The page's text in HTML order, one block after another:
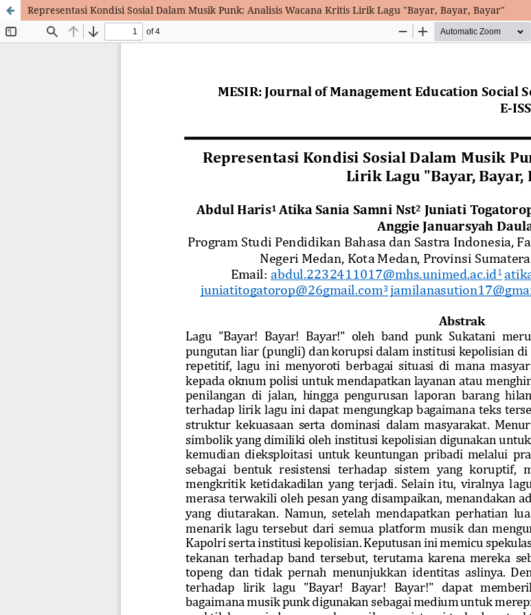
Representasi Kondisi Sosial Dalam Musik Punk: Analisis Wacana Kritis Lirik Lagu "Bayar, Bayar, Bayar"